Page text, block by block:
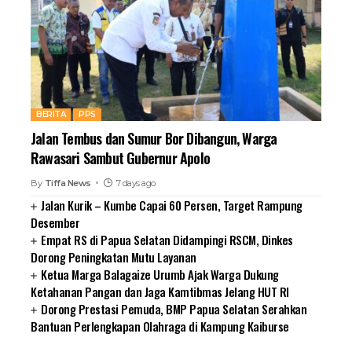
BERITA PPS
Jalan Tembus dan Sumur Bor Dibangun, Warga
Rawasari Sambut Gubernur Apolo
By Tiffa News 7 days ago
Jalan Kurik – Kumbe Capai 60 Persen, Target Rampung
Desember
Empat RS di Papua Selatan Didampingi RSCM, Dinkes
Dorong Peningkatan Mutu Layanan
Ketua Marga Balagaize Urumb Ajak Warga Dukung
Ketahanan Pangan dan Jaga Kamtibmas Jelang HUT RI
Dorong Prestasi Pemuda, BMP Papua Selatan Serahkan
Bantuan Perlengkapan Olahraga di Kampung Kaiburse